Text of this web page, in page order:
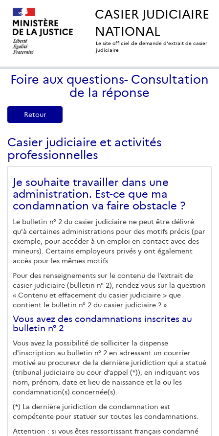
CASIER JUDICIAIRE
NATIONAL
Le site officiel de demande d'extrait de casier
judiciaire
Foire aux questions- Consultation
de la réponse
Retour
Casier judiciaire et activités
professionnelles
Je souhaite travailler dans une
administration. Est-ce que ma
condamnation va faire obstacle ?
Le bulletin n° 2 du casier judiciaire ne peut être délivré
qu'à certaines administrations pour des motifs précis (par
exemple, pour accéder à un emploi en contact avec des
mineurs). Certains employeurs privés y ont également
accès pour les mêmes motifs.
Pour des renseignements sur le contenu de l’extrait de
casier judiciaire (bulletin n° 2), rendez-vous sur la question
« Contenu et effacement du casier judiciaire > que
contient le bulletin n° 2 du casier judiciaire ? »
Vous avez des condamnations inscrites au
bulletin n° 2
Vous avez la possibilité de solliciter la dispense
d'inscription au bulletin n° 2 en adressant un courrier
motivé au procureur de la dernière juridiction qui a statué
(tribunal judiciaire ou cour d’appel (*)), en indiquant vos
nom, prénom, date et lieu de naissance et la ou les
condamnation(s) concernée(s).
(*) La dernière juridiction de condamnation est
compétente pour statuer sur toutes les condamnations.
Attention : si vous êtes ressortissant français condamné